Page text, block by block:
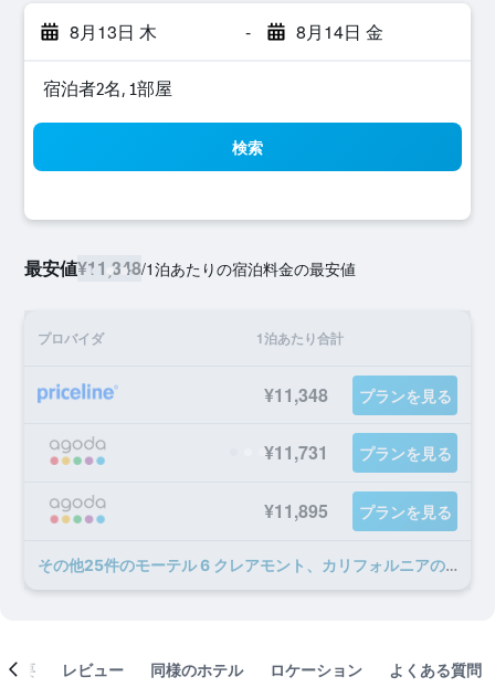
8月13日 木 - 8月14日 金
宿泊者2名, 1​部屋
検索
最安値¥11,348/1泊あたりの宿泊料金の最安値
プロバイダ 1泊あたり合計
¥11,348 プランを見る
¥11,731 プランを見る
¥11,895 プランを見る
​その他25​件のモーテル 6 クレアモント、カリフォルニアのオファー
概要 レビュー 同様のホテル ロケーション よくある質問